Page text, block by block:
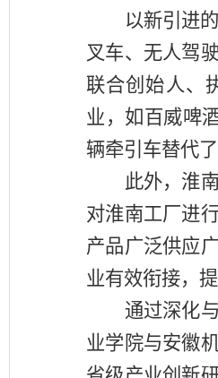
以新引进
叉车、无人驾
联合创始人、
业，如百威啤
辆牵引车替代
此外，淮
对淮南工厂进
产品广泛供应
业有效衔接，
通过深化
业学院与安徽